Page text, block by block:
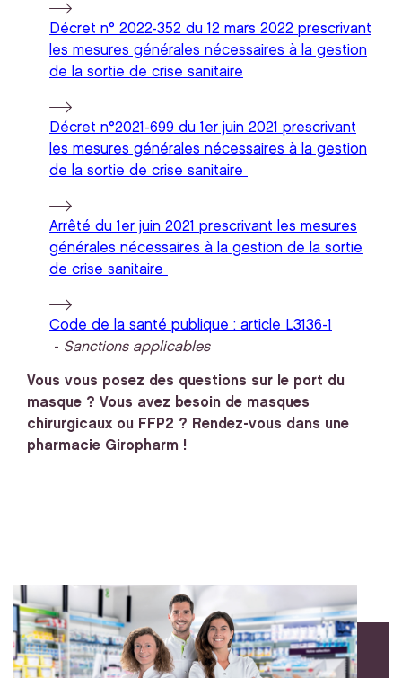
Décret n° 2022-352 du 12 mars 2022 prescrivant
les mesures générales nécessaires à la gestion
de la sortie de crise sanitaire
Décret n°2021-699 du 1er juin 2021 prescrivant
les mesures générales nécessaires à la gestion
de la sortie de crise sanitaire
Arrêté du 1er juin 2021 prescrivant les mesures
générales nécessaires à la gestion de la sortie
de crise sanitaire
Code de la santé publique : article L3136-1
- Sanctions applicables
Vous vous posez des questions sur le port du
masque ? Vous avez besoin de masques
chirurgicaux ou FFP2 ? Rendez-vous dans une
pharmacie Giropharm !